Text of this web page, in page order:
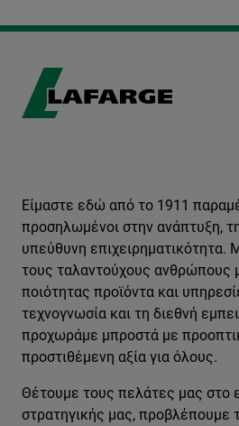
Είμαστε εδώ από το 1911
προσηλωμένοι στην ανάπτυξη,
υπεύθυνη επιχειρηματικότητα.
τους ταλαντούχους ανθρώπους
ποιότητας προϊόντα και
τεχνογνωσία και τη διεθνή
προχωράμε μπροστά με
προστιθέμενη αξία για όλους.
Θέτουμε τους πελάτες μας στο
στρατηγικής μας, προβλέπουμε